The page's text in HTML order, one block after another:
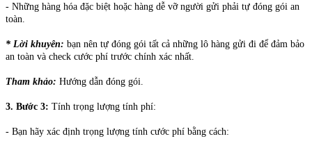
- Những hàng hóa đặc biệt hoặc hàng dễ vỡ người gửi phải tự đóng gói an
toàn.
* Lời khuyên: bạn nên tự đóng gói tất cả những lô hàng gửi đi để đảm bảo
an toàn và check cước phí trước chính xác nhất.
Tham khảo: Hướng dẫn đóng gói.
3. Bước 3: Tính trọng lượng tính phí:
- Bạn hãy xác định trọng lượng tính cước phí bằng cách: